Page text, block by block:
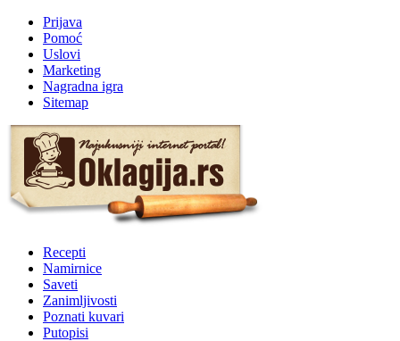
Prijava
Pomoć
Uslovi
Marketing
Nagradna igra
Sitemap
Recepti
Namirnice
Saveti
Zanimljivosti
Poznati kuvari
Putopisi